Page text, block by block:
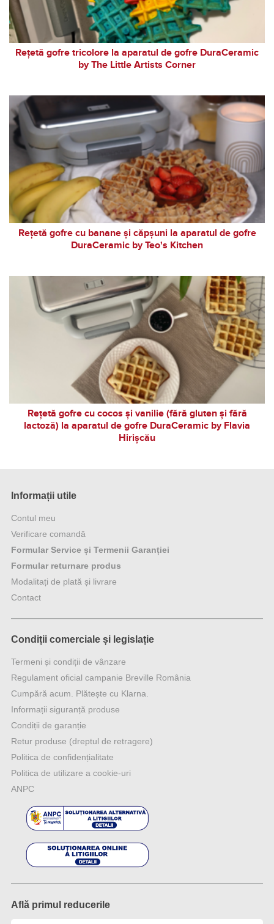
Rețetă gofre tricolore la aparatul de gofre DuraCeramic
by The Little Artists Corner
Rețetă gofre cu banane și căpșuni la aparatul de gofre
DuraCeramic by Teo's Kitchen
Rețetă gofre cu cocos și vanilie (fără gluten și fără
lactoză) la aparatul de gofre DuraCeramic by Flavia
Hirișcău
Informații utile
Contul meu
Verificare comandă
Formular Service și Termenii Garanției
Formular returnare produs
Modalitați de plată și livrare
Contact
Condiții comerciale și legislație
Termeni și condiții de vânzare
Regulament oficial campanie Breville România
Cumpără acum. Plătește cu Klarna.
Informații siguranță produse
Condiții de garanție
Retur produse (dreptul de retragere)
Politica de confidențialitate
Politica de utilizare a cookie-uri
ANPC
Află primul reducerile